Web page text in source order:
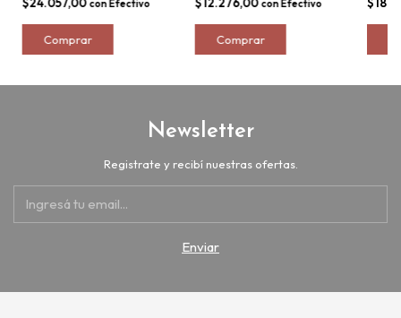
con Efectivo con Efectivo
Newsletter
Registrate y recibí nuestras ofertas.